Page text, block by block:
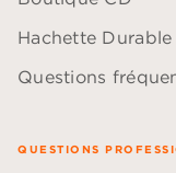
Hachette Durable
Questions
QUESTIONS